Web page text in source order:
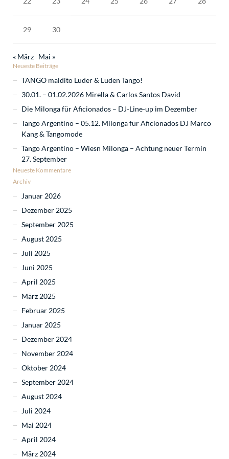
29 30
« März Mai »
Neueste Beiträge
TANGO maldito Luder & Luden Tango!
30.01. – 01.02.2026 Mirella & Carlos Santos David
Die Milonga für Aficionados – DJ-Line-up im Dezember
Tango Argentino – 05.12. Milonga für Aficionados DJ Marco
Kang & Tangomode
Tango Argentino – Wiesn Milonga – Achtung neuer Termin
27. September
Neueste Kommentare
Archiv
Januar 2026
Dezember 2025
September 2025
August 2025
Juli 2025
Juni 2025
April 2025
März 2025
Februar 2025
Januar 2025
Dezember 2024
November 2024
Oktober 2024
September 2024
August 2024
Juli 2024
Mai 2024
April 2024
März 2024